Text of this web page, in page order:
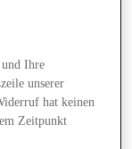
Ihre
unserer
hat keinen
Zeitpunkt